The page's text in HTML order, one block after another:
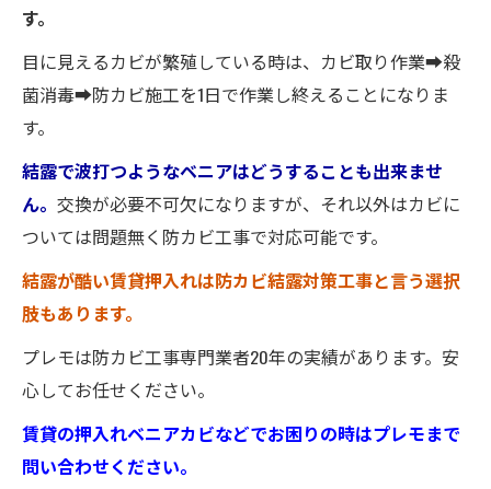
す。
目に見えるカビが繁殖している時は、カビ取り作業➡殺
菌消毒➡防カビ施工を1日で作業し終えることになりま
す。
結露で波打つようなベニアはどうすることも出来ませ
ん。 交換が必要不可欠になりますが、それ以外はカビに
ついては問題無く防カビ工事で対応可能です。
結露が酷い賃貸押入れは防カビ結露対策工事と言う選択
肢もあります。
プレモは防カビ工事専門業者20年の実績があります。安
心してお任せください。
賃貸の押入れベニアカビなどでお困りの時はプレモまで
問い合わせください。